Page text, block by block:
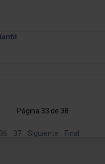
Página 33 de 38
36 37 Siguiente Final